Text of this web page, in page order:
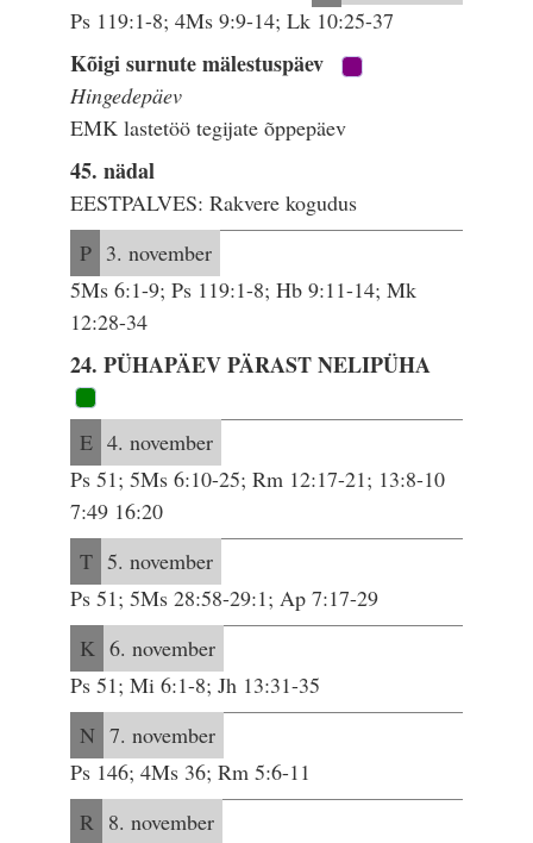
Ps 119:1-8; 4Ms 9:9-14; Lk 10:25-37
Kõigi surnute mälestuspäev
Hingedepäev
EMK lastetöö tegijate õppepäev
45. nädal
EESTPALVES: Rakvere kogudus
P 3. november
5Ms 6:1-9; Ps 119:1-8; Hb 9:11-14; Mk
12:28-34
24. PÜHAPÄEV PÄRAST NELIPÜHA
E 4. november
Ps 51; 5Ms 6:10-25; Rm 12:17-21; 13:8-10
7:49 16:20
T 5. november
Ps 51; 5Ms 28:58-29:1; Ap 7:17-29
K 6. november
Ps 51; Mi 6:1-8; Jh 13:31-35
N 7. november
Ps 146; 4Ms 36; Rm 5:6-11
R 8. november